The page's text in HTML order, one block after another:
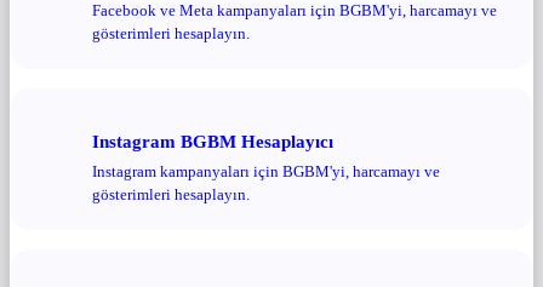
Facebook ve Meta kampanyaları için BGBM'yi, harcamayı ve
gösterimleri hesaplayın.
Instagram BGBM Hesaplayıcı
Instagram kampanyaları için BGBM'yi, harcamayı ve
gösterimleri hesaplayın.